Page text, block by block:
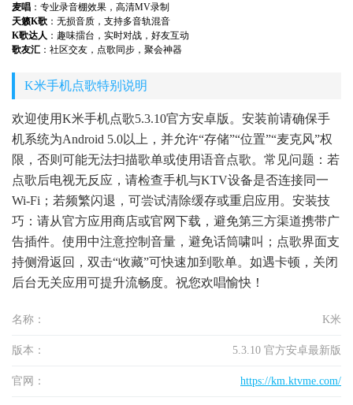
麦唱 ：专业录音棚效果，高清MV录制
天籁K歌 ：无损音质，支持多音轨混音
K歌达人 ：趣味擂台，实时对战，好友互动
歌友汇 ：社区交友，点歌同步，聚会神器
K米手机点歌特别说明
欢迎使用K米手机点歌5.3.10官方安卓版。安装前请确保手
机系统为Android 5.0以上，并允许“存储”“位置”“麦克风”权
限，否则可能无法扫描歌单或使用语音点歌。常见问题：若
点歌后电视无反应，请检查手机与KTV设备是否连接同一
Wi-Fi；若频繁闪退，可尝试清除缓存或重启应用。安装技
巧：请从官方应用商店或官网下载，避免第三方渠道携带广
告插件。使用中注意控制音量，避免话筒啸叫；点歌界面支
持侧滑返回，双击“收藏”可快速加到歌单。如遇卡顿，关闭
后台无关应用可提升流畅度。祝您欢唱愉快！
名称： K米
版本： 5.3.10 官方安卓最新版
官网： https://km.ktvme.com/